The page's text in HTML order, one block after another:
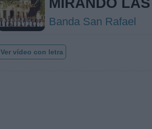
Banda San Rafael
Ver vídeo con letra